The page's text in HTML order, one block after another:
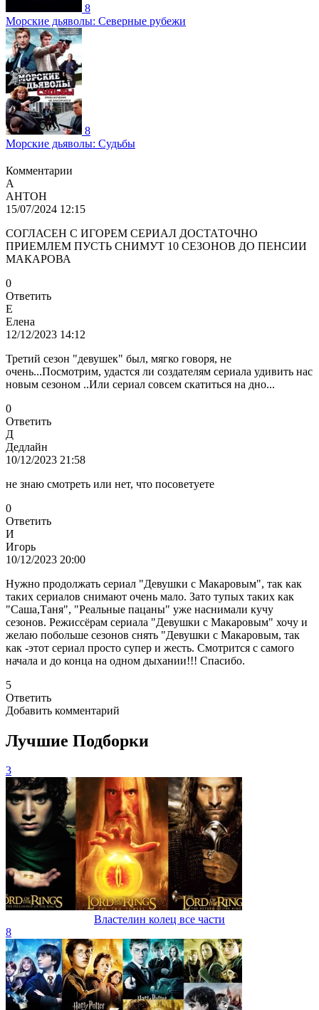
8
Морские дьяволы: Северные рубежи
8
Морские дьяволы: Судьбы
Комментарии
А
АНТОН
15/07/2024 12:15
СОГЛАСЕН С ИГОРЕМ СЕРИАЛ ДОСТАТОЧНО
ПРИЕМЛЕМ ПУСТЬ СНИМУТ 10 СЕЗОНОВ ДО ПЕНСИИ
МАКАРОВА
0
Ответить
Е
Елена
12/12/2023 14:12
Третий сезон "девушек" был, мягко говоря, не
очень...Посмотрим, удастся ли создателям сериала удивить нас
новым сезоном ..Или сериал совсем скатиться на дно...
0
Ответить
Д
Дедлайн
10/12/2023 21:58
не знаю смотреть или нет, что посоветуете
0
Ответить
И
Игорь
10/12/2023 20:00
Нужно продолжать сериал "Девушки с Макаровым", так как
таких сериалов снимают очень мало. Зато тупых таких как
"Саша,Таня", "Реальные пацаны" уже наснимали кучу
сезонов. Режиссёрам сериала "Девушки с Макаровым" хочу и
желаю побольше сезонов снять "Девушки с Макаровым, так
как -этот сериал просто супер и жесть. Смотрится с самого
начала и до конца на одном дыхании!!! Спасибо.
5
Ответить
Добавить комментарий
Лучшие Подборки
3
Властелин колец все части
8